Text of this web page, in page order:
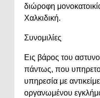
διώροφη
Χαλκιδική.
Συνομιλίες
Εις βάρος του
πάντως, που
υπηρεσία με
οργανωμένου